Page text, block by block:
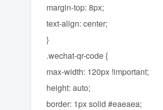
margin-top: 8px;
text-align: center;
}
.wechat-qr-code {
max-width: 120px !important;
height: auto;
border: 1px solid #eaeaea;